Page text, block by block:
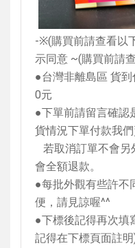
-※(購買前請查看以
示同意 ~(購買前請
●台灣非離島區 貨到
0元
●下單前請留言確認
貨情況下單付款我
若取消訂單不會
會全額退款。
●每批外觀有些許不
便，請見諒喔^^
●下標後記得再次填
記得在下標頁面註明